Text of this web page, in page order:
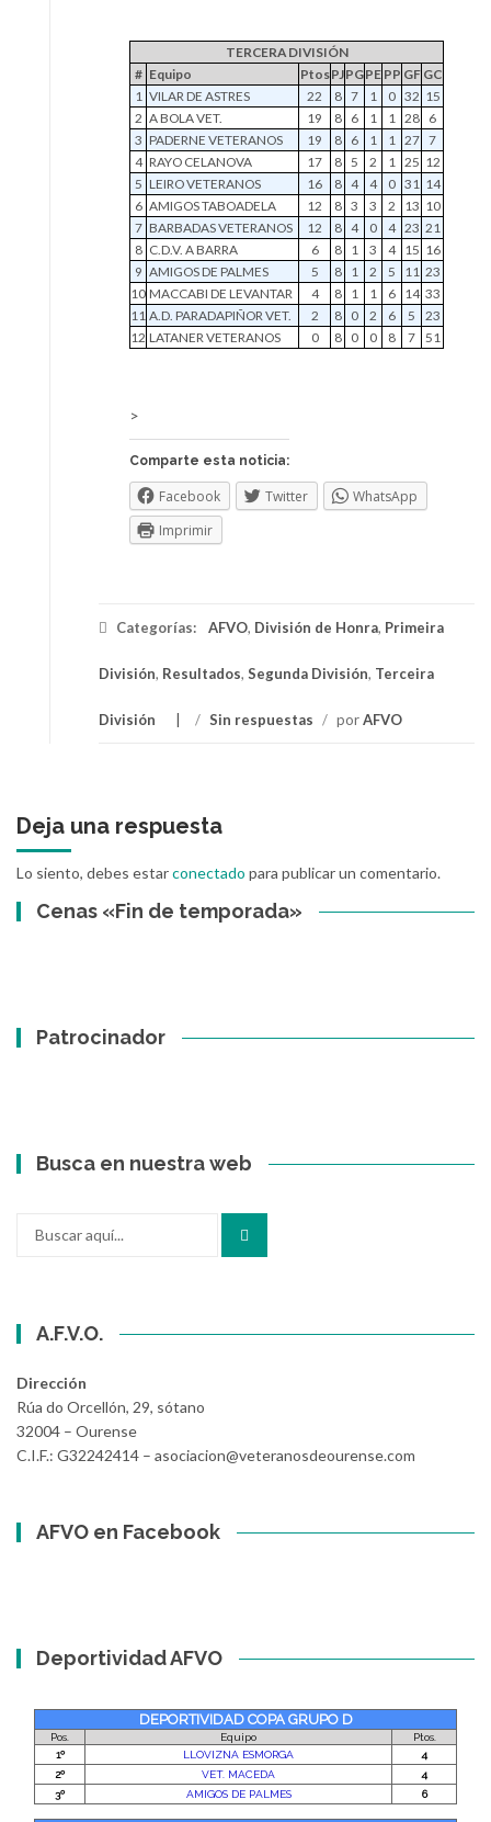
TERCERA DIVISIÓN
# Equipo PtosPJPGPE PP GF GC
1 VILAR DE ASTRES 22 8 7 1 0 32 15
2 A BOLA VET. 19 8 6 1 1 28
6
3 PADERNE VETERANOS 19 8 6 1 1 27 7
4 RAYO CELANOVA 17 8 5 2 1 25 12
5 LEIRO VETERANOS 16 8 4 4 0 31 14
6 AMIGOS TABOADELA 12 8 3 3 2 13 10
7 BARBADAS VETERANOS 12 8 4 0 4 23 21
8 C.D.V. A BARRA 6 8 1 3 4 15 16
9 AMIGOS DE PALMES 5 8 1 2 5 11 23
10 MACCABI DE LEVANTAR 4 8 1 1 6 14 33
11 A.D. PARADAPIÑOR VET. 2 8 0 2 6 5
23
12 LATANER VETERANOS 0 8 0 0 8 7 51
>
Comparte esta noticia:
Facebook Twitter
WhatsApp
Imprimir
Categorías: AFVO, División de Honra, Primeira
División, Resultados, Segunda División, Terceira
División / Sin respuestas / porAFVO
Deja una respuesta
Lo siento, debes estarconectado para publicar un comentario.
Cenas «Fin de temporada»
Patrocinador
Busca en nuestra web
A.F.V.O.
Dirección
Rúa do Orcellón, 29, sótano
32004 – Ourense
C.I.F.: G32242414 – asociacion@veteranosdeourense.com
AFVO en Facebook
Deportividad AFVO